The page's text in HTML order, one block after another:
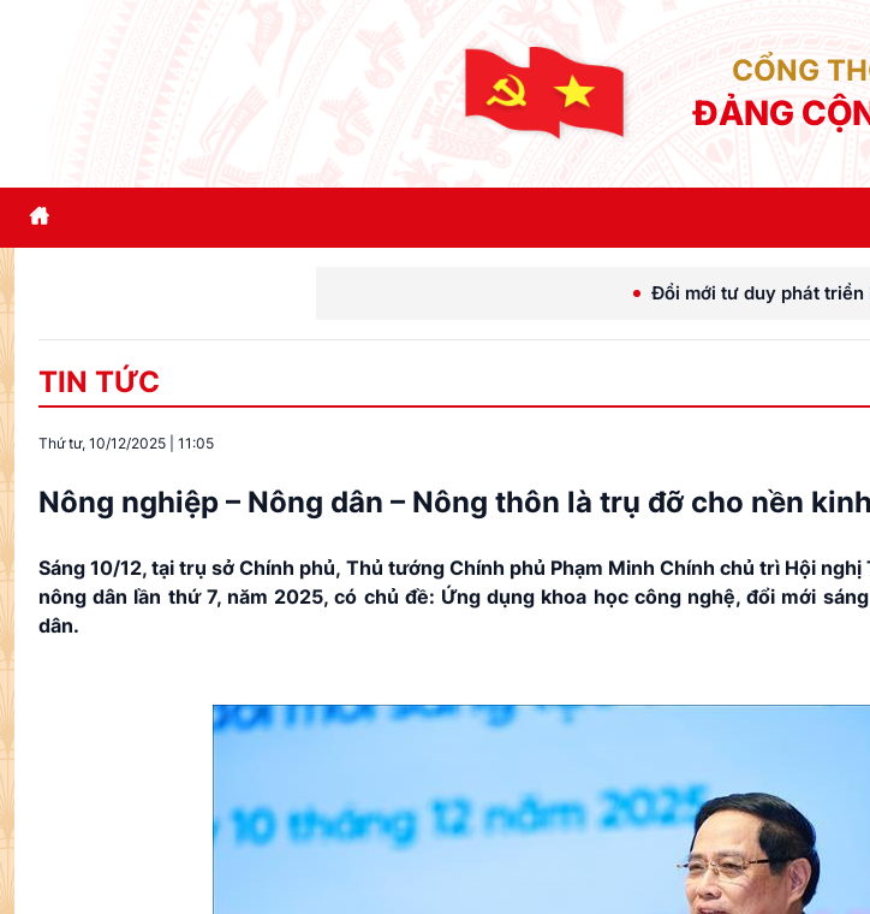
CỔNG
ĐẢNG
Đổi mới tư duy phát triển kết cấu hạ
TIN TỨC
Thứ tư, 10/12/2025 11:05
Nông nghiệp – Nông dân – Nông thôn là trụ đỡ cho nền
Sáng 10/12, tại trụ sở Chính phủ, Thủ tướng Chính phủ Phạm Minh Chính chủ trì Hội
nông dân lần thứ 7, năm 2025, có chủ đề: Ứng dụng khoa học công nghệ, đổi mới
dân.